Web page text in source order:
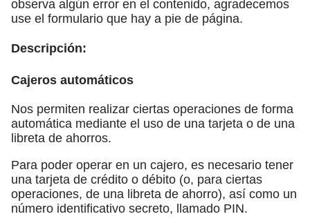
observa algún error en el contenido, agradecemos
use el formulario que hay a pie de página.
Descripción:
Cajeros automáticos
Nos permiten realizar ciertas operaciones de forma
automática mediante el uso de una tarjeta o de una
libreta de ahorros.
Para poder operar en un cajero, es necesario tener
una tarjeta de crédito o débito (o, para ciertas
operaciones, de una libreta de ahorro), así como un
número identificativo secreto, llamado PIN.